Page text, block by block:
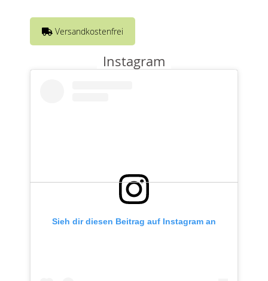
Versandkostenfrei
Instagram
Sieh dir diesen Beitrag auf Instagram an